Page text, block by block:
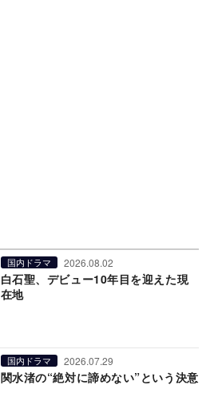
国内ドラマ 2026.08.02
白石聖、デビュー10年目を迎えた現
在地
国内ドラマ 2026.07.29
関水渚の“絶対に諦めない”という決意